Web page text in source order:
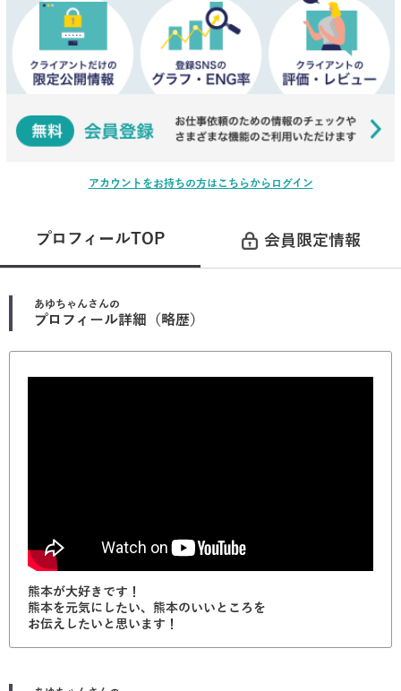
アカウントをお持ちの方はこちらからログイン
プロフィールTOP 会員限定情報
あゆちゃん さんの
プロフィール詳細（略歴）
熊本が大好きです！
熊本を元気にしたい、熊本のいいところを
お伝えしたいと思います！